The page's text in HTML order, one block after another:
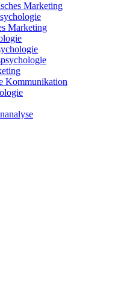
Marketing
Marketing
Kommunikation